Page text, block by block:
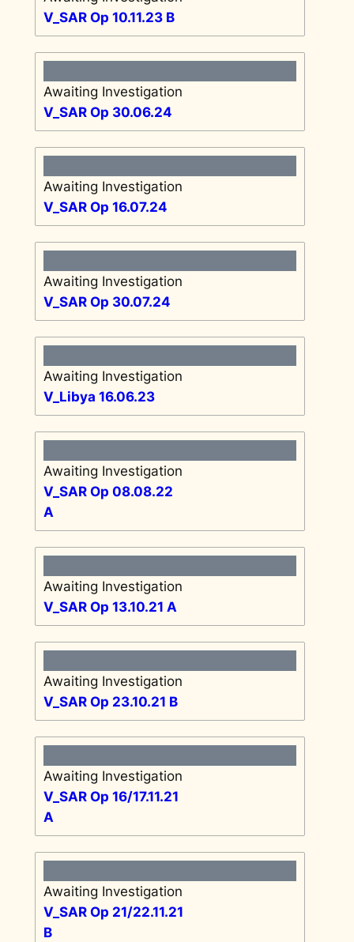
V_SAR Op 10.11.23 B
Awaiting Investigation
V_SAR Op 30.06.24
Awaiting Investigation
V_SAR Op 16.07.24
Awaiting Investigation
V_SAR Op 30.07.24
Awaiting Investigation
V_Libya 16.06.23
Awaiting Investigation
V_SAR Op 08.08.22
A
Awaiting Investigation
V_SAR Op 13.10.21 A
Awaiting Investigation
V_SAR Op 23.10.21 B
Awaiting Investigation
V_SAR Op 16/17.11.21
A
Awaiting Investigation
V_SAR Op 21/22.11.21
B